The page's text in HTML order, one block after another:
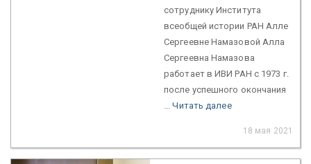
сотруднику Института
всеобщей истории РАН Алле
Сергеевне Намазовой Алла
Сергеевна Намазова
работает в ИВИ РАН с 1973 г.
после успешного окончания
...Читать далее
18 мая 2021